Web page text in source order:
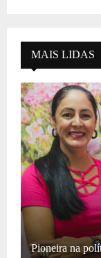
MAIS LIDAS
Pioneira na